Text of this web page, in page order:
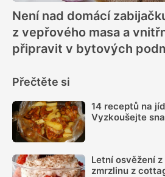
Není nad domácí
z vepřového masa a
připravit v bytových
Přečtěte si
14 receptů na
Vyzkoušejte
Letní osvěžení
zmrzlinu z